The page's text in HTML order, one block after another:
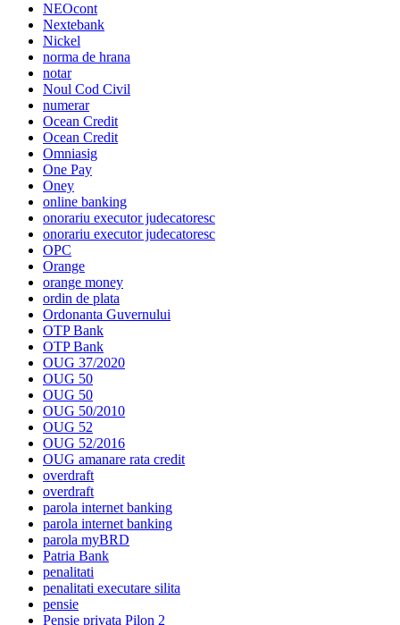
NEOcont
Nextebank
Nickel
norma de hrana
notar
Noul Cod Civil
numerar
Ocean Credit
Ocean Credit
Omniasig
One Pay
Oney
online banking
onorariu executor judecatoresc
onorariu executor judecatoresc
OPC
Orange
orange money
ordin de plata
Ordonanta Guvernului
OTP Bank
OTP Bank
OUG 37/2020
OUG 50
OUG 50
OUG 50/2010
OUG 52
OUG 52/2016
OUG amanare rata credit
overdraft
overdraft
parola internet banking
parola internet banking
parola myBRD
Patria Bank
penalitati
penalitati executare silita
pensie
Pensie privata Pilon 2